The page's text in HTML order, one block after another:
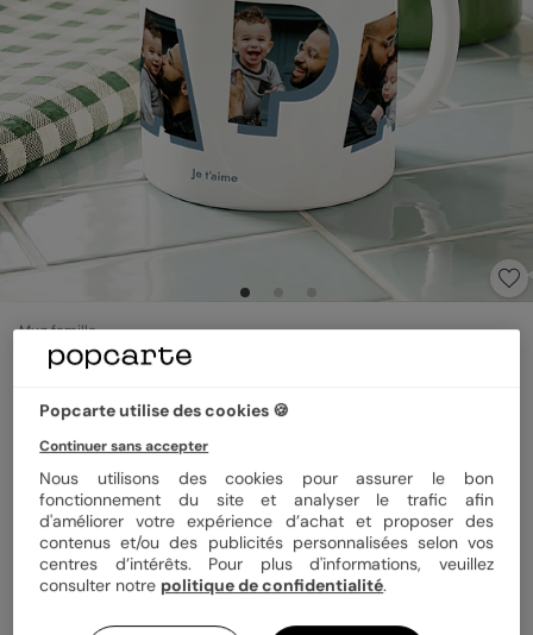
Mug famille
Lettres papa
Format 325 ml
Popcarte utilise des cookies 🍪
Continuer sans accepter
Nous utilisons des cookies pour assurer le bon
fonctionnement du site et analyser le trafic afin
d'améliorer votre expérience d’achat et proposer des
contenus et/ou des publicités personnalisées selon vos
centres d’intérêts. Pour plus d'informations, veuillez
consulter notre politique de confidentialité.